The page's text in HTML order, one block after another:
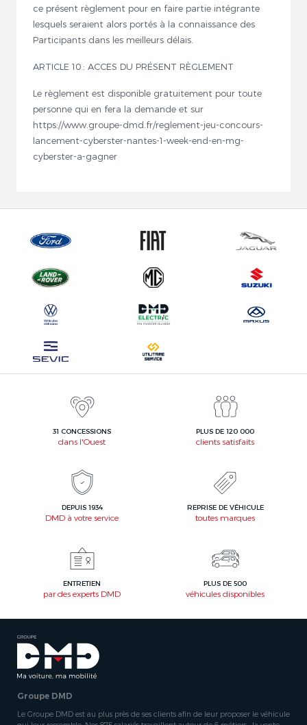
ce présent règlement pour en faire partie intégrante
lesquels seraient alors portés à la connaissance des
Participants dans les meilleurs délais.
ARTICLE 10 : ACCES DU PRÉSENT RÈGLEMENT
Le règlement est disponible gratuitement pour toute
personne qui en fera la demande et sur
https://www.groupe-dmd.fr/reglement-jeu-concours-
lancement-cyberster-nantes-1-week-end-en-mg-
cyberster-a-gagner
31 CONCESSIONS
dans l'Ouest
PLUS DE 120 000
clients satisfaits
DEPUIS 1934
DMD à votre service
REPRISE DE VÉHICULE
toutes marques
ENTRETIEN
par des experts DMD
PLUS DE 500
véhicules disponibles
Groupe DMD
Le Groupe DMD est au plus près de ses clients afin de leur proposer le véhicule